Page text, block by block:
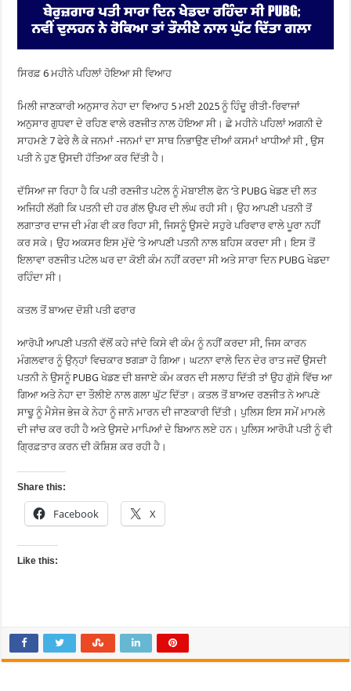
ਸਿਰਫ਼ 6 ਮਹੀਨੇ ਪਹਿਲਾਂ ਹੋਇਆ ਸੀ ਵਿਆਹ
ਮਿਲੀ ਜਾਣਕਾਰੀ ਅਨੁਸਾਰ ਨੇਹਾ ਦਾ ਵਿਆਹ 5 ਮਈ 2025 ਨੂੰ ਹਿੰਦੂ ਰੀਤੀ-ਰਿਵਾਜਾਂ
ਅਨੁਸਾਰ ਗੁਧਵਾ ਦੇ ਰਹਿਣ ਵਾਲੇ ਰਣਜੀਤ ਨਾਲ ਹੋਇਆ ਸੀ। ਛੇ ਮਹੀਨੇ ਪਹਿਲਾਂ ਅਗਨੀ ਦੇ
ਸਾਹਮਣੇ 7 ਫੇਰੇ ਲੈ ਕੇ ਜਨਮਾਂ -ਜਨਮਾਂ ਦਾ ਸਾਥ ਨਿਭਾਉਣ ਦੀਆਂ ਕਸਮਾਂ ਖਾਧੀਆਂ ਸੀ , ਉਸ
ਪਤੀ ਨੇ ਹੁਣ ਉਸਦੀ ਹੱਤਿਆ ਕਰ ਦਿੱਤੀ ਹੈ।
ਦੱਸਿਆ ਜਾ ਰਿਹਾ ਹੈ ਕਿ ਪਤੀ ਰਣਜੀਤ ਪਟੇਲ ਨੂੰ ਮੋਬਾਈਲ ਫੋਨ ‘ਤੇ PUBG ਖੇਡਣ ਦੀ ਲਤ
ਅਜਿਹੀ ਲੱਗੀ ਕਿ ਪਤਨੀ ਦੀ ਹਰ ਗੱਲ ਉਪਰ ਦੀ ਲੰਘ ਰਹੀ ਸੀ। ਉਹ ਆਪਣੀ ਪਤਨੀ ਤੋਂ
ਲਗਾਤਾਰ ਦਾਜ ਦੀ ਮੰਗ ਵੀ ਕਰ ਰਿਹਾ ਸੀ, ਜਿਸਨੂੰ ਉਸਦੇ ਸਹੁਰੇ ਪਰਿਵਾਰ ਵਾਲੇ ਪੂਰਾ ਨਹੀਂ
ਕਰ ਸਕੇ। ਉਹ ਅਕਸਰ ਇਸ ਮੁੱਦੇ ‘ਤੇ ਆਪਣੀ ਪਤਨੀ ਨਾਲ ਬਹਿਸ ਕਰਦਾ ਸੀ। ਇਸ ਤੋਂ
ਇਲਾਵਾ ਰਣਜੀਤ ਪਟੇਲ ਘਰ ਦਾ ਕੋਈ ਕੰਮ ਨਹੀਂ ਕਰਦਾ ਸੀ ਅਤੇ ਸਾਰਾ ਦਿਨ PUBG ਖੇਡਦਾ
ਰਹਿੰਦਾ ਸੀ।
ਕਤਲ ਤੋਂ ਬਾਅਦ ਦੋਸ਼ੀ ਪਤੀ ਫਰਾਰ
ਆਰੋਪੀ ਆਪਣੀ ਪਤਨੀ ਵੱਲੋਂ ਕਹੇ ਜਾਂਦੇ ਕਿਸੇ ਵੀ ਕੰਮ ਨੂੰ ਨਹੀਂ ਕਰਦਾ ਸੀ, ਜਿਸ ਕਾਰਨ
ਮੰਗਲਵਾਰ ਨੂੰ ਉਨ੍ਹਾਂ ਵਿਚਕਾਰ ਝਗੜਾ ਹੋ ਗਿਆ। ਘਟਨਾ ਵਾਲੇ ਦਿਨ ਦੇਰ ਰਾਤ ਜਦੋਂ ਉਸਦੀ
ਪਤਨੀ ਨੇ ਉਸਨੂੰ PUBG ਖੇਡਣ ਦੀ ਬਜਾਏ ਕੰਮ ਕਰਨ ਦੀ ਸਲਾਹ ਦਿੱਤੀ ਤਾਂ ਉਹ ਗੁੱਸੇ ਵਿੱਚ ਆ
ਗਿਆ ਅਤੇ ਨੇਹਾ ਦਾ ਤੌਲੀਏ ਨਾਲ ਗਲਾ ਘੁੱਟ ਦਿੱਤਾ। ਕਤਲ ਤੋਂ ਬਾਅਦ ਰਣਜੀਤ ਨੇ ਆਪਣੇ
ਸਾਢੂ ਨੂੰ ਮੈਸੇਜ ਭੇਜ ਕੇ ਨੇਹਾ ਨੂੰ ਜਾਨੋ ਮਾਰਨ ਦੀ ਜਾਣਕਾਰੀ ਦਿੱਤੀ। ਪੁਲਿਸ ਇਸ ਸਮੇਂ ਮਾਮਲੇ
ਦੀ ਜਾਂਚ ਕਰ ਰਹੀ ਹੈ ਅਤੇ ਉਸਦੇ ਮਾਪਿਆਂ ਦੇ ਬਿਆਨ ਲਏ ਹਨ। ਪੁਲਿਸ ਆਰੋਪੀ ਪਤੀ ਨੂੰ ਵੀ
ਗ੍ਰਿਫ਼ਤਾਰ ਕਰਨ ਦੀ ਕੋਸ਼ਿਸ਼ ਕਰ ਰਹੀ ਹੈ।
Share this:
Facebook X
Like this: